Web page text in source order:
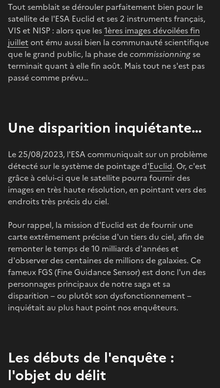
Tout semblait se dérouler parfaitement bien pour le
satellite de l'ESA Euclid et ses 2 instruments français,
VIS et NISP : alors que les1ères images dévoilées fin
juillet ont ému aussi bien la communauté scientifique
que le grand public, la phase decommissionningse
terminait quant à elle fin août. Mais tout ne s'est pas
passé comme prévu…
Une disparition inquiétante…
Le 25/08/2023, l'ESA communiquait sur un problème
détecté sur le système de pointage d'Euclid. Or, c'est
grâce à celui-ci que le satellite pourra fournir des
images en très haute résolution, en pointant vers des
endroits très précis du ciel.
Pour rappel, la mission d'Euclid est de fournir une
carte extrêmement précise d'un tiers du ciel, afin de
remonter le temps de 10 milliards d'années et
d'observer des centaines de millions de galaxies. Ce
fameux FGS (Fine Guidance Sensor) est donc l'un des
personnages principaux de notre saga et sa
disparition – ou plutôt son dysfonctionnement –
inquiétait au plus haut point nos enquêteurs.
Les débuts de l'enquête :
l'objet du délit